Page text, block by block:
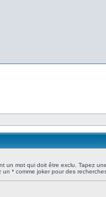
un mot qui doit être exclu. Tapez
* comme joker pour des